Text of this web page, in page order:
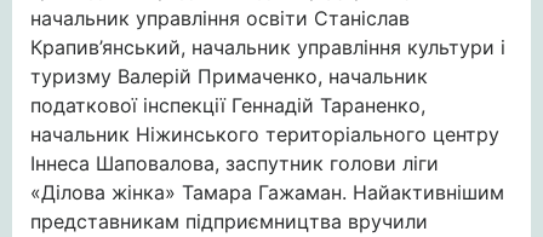
начальник управління освіти Станіслав
Крапив’янський, начальник управління культури і
туризму Валерій Примаченко, начальник
податкової інспекції Геннадій Тараненко,
начальник Ніжинського територіального центру
Іннеса Шаповалова, заспутник голови ліги
«Ділова жінка» Тамара Гажаман. Найактивнішим
представникам підприємництва вручили